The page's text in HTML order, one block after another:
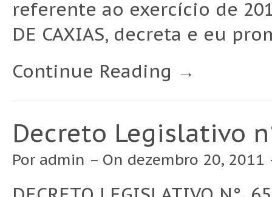
referente ao exercício de
DE CAXIAS, decreta e eu
Continue Reading →
Decreto Legislativo
Por admin – On dezembro 20,